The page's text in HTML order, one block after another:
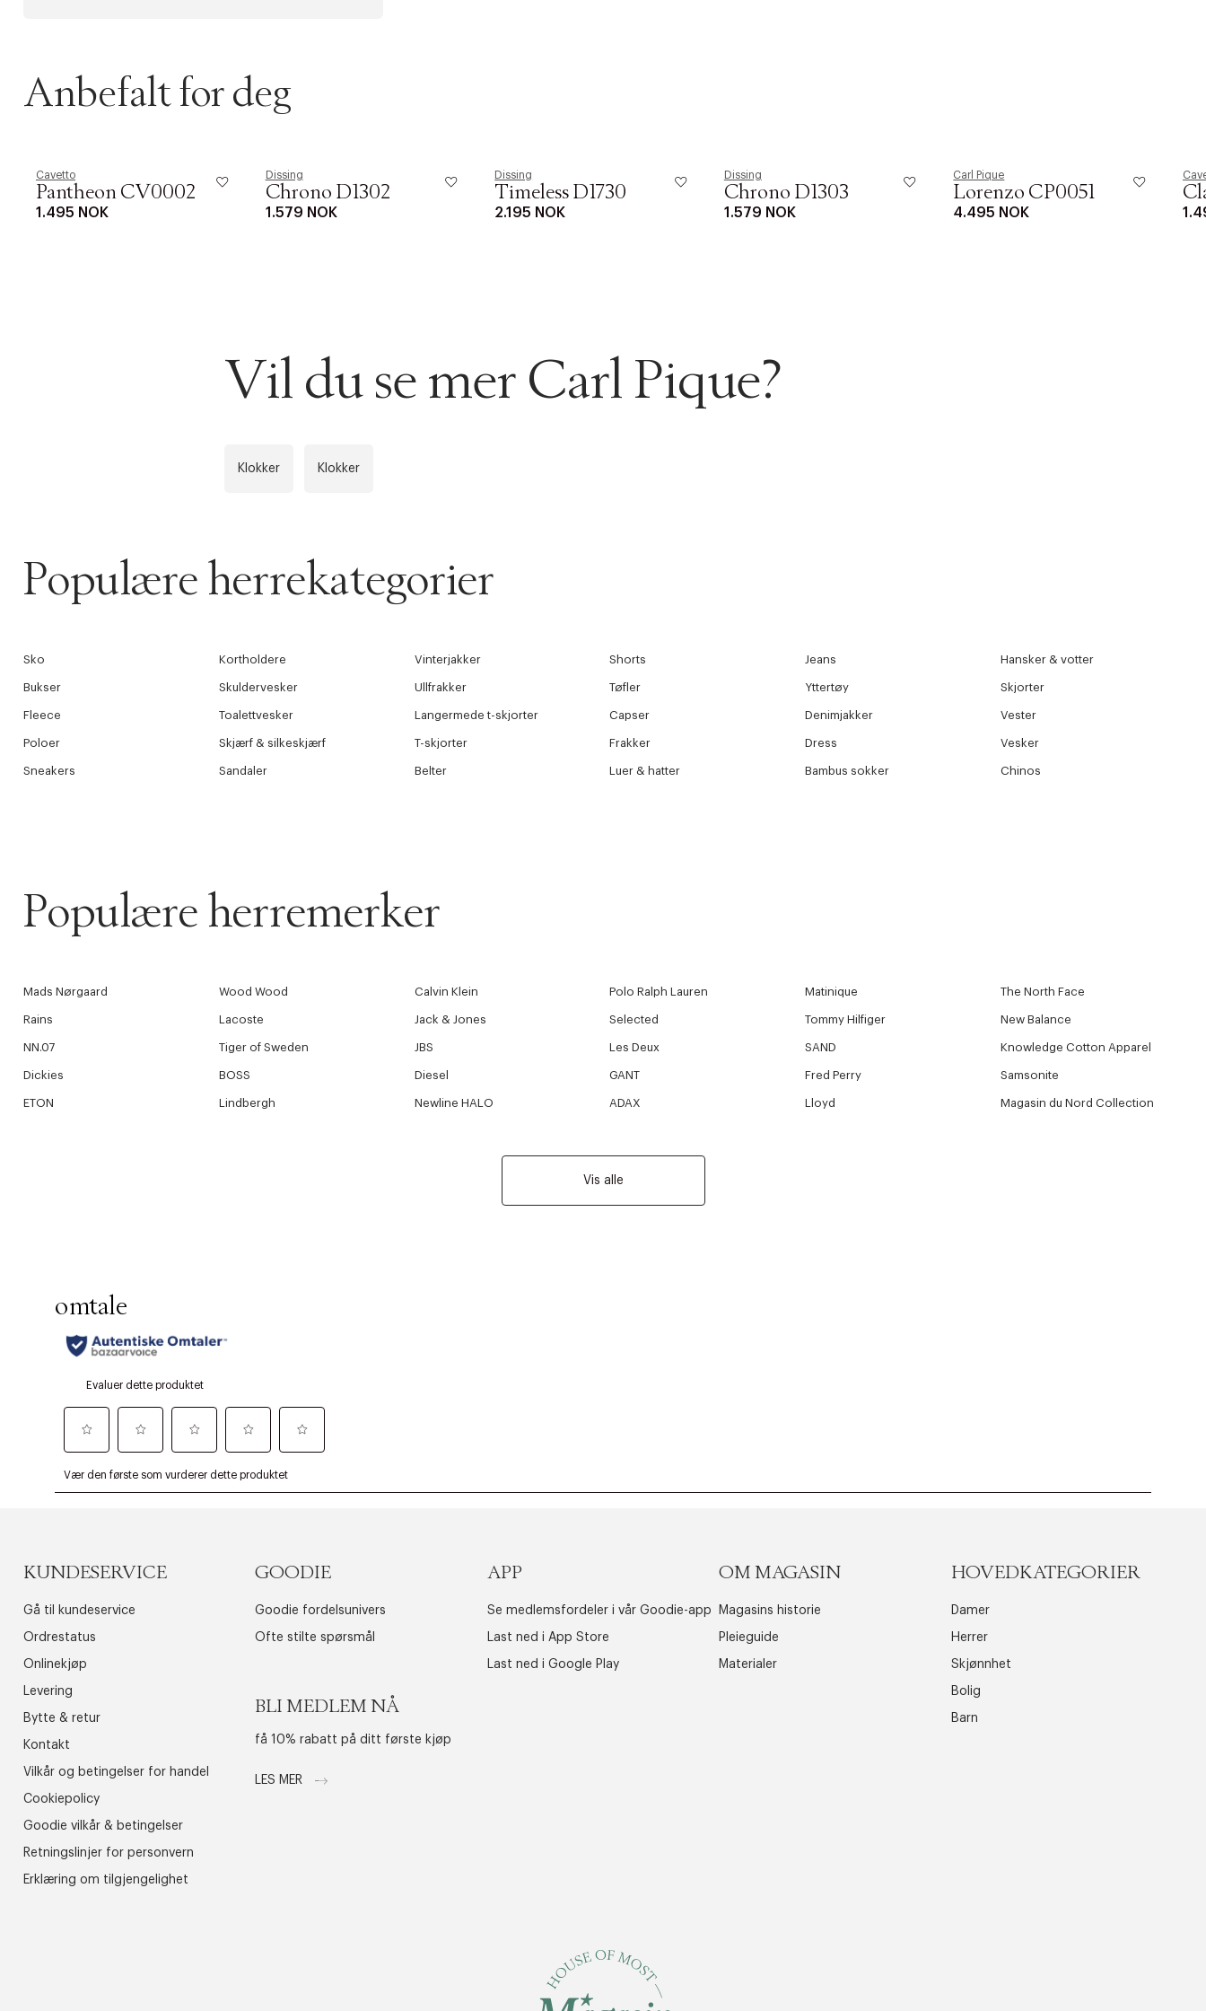
Anbefalt for deg
Cavetto
Pantheon CV0002
1.495 NOK
Dissing
Chrono D1302
1.579 NOK
Dissing
Timeless D1730
2.195 NOK
Dissing
Chrono D1303
1.579 NOK
Carl Pique
Lorenzo CP0051
4.495 NOK
Vil du se mer Carl Pique?
Klokker Klokker
Populære herrekategorier
Sko Kortholdere Vinterjakker Shorts Jeans Hansker & votter
Bukser Skuldervesker Ullfrakker Tøfler Yttertøy Skjorter
Fleece Toalettvesker Langermede t-skjorter Capser Denimjakker Vester
Poloer Skjærf & silkeskjærf T-skjorter Frakker Dress Vesker
Sneakers Sandaler Belter Luer & hatter Bambus sokker Chinos
Populære herremerker
Mads Nørgaard Wood Wood Calvin Klein Polo Ralph Lauren Matinique The North Face
Rains Lacoste Jack & Jones Selected Tommy Hilfiger New Balance
NN.07 Tiger of Sweden JBS Les Deux SAND Knowledge Cotton Apparel
Dickies BOSS Diesel GANT Fred Perry Samsonite
ETON Lindbergh Newline HALO ADAX Lloyd Magasin du Nord Collection
Vis alle
Gratis frakt over 699 NOK for Goodie-medlemmer
Få 10% på ditt første kjøp som medlem
KUNDESERVICE
Gå til kundeservice
Ordrestatus
Onlinekjøp
Levering
Bytte & retur
Kontakt
Vilkår og betingelser for handel
Cookiepolicy
Goodie vilkår & betingelser
Retningslinjer for personvern
Erklæring om tilgjengelighet
GOODIE
Goodie fordelsunivers
Ofte stilte spørsmål
BLI MEDLEM NÅ
få 10% rabatt på ditt første kjøp
LES MER
APP
Se medlemsfordeler i vår Goodie-app
Last ned i App Store
Last ned i Google Play
OM MAGASIN
Magasins historie
Pleieguide
Materialer
HOVEDKATEGORIER
Damer
Herrer
Skjønnhet
Bolig
Barn
LA OSS VISE VIDEOEN
DESSVERRE KAN IKKE PRODUKTET BLI FUNNET